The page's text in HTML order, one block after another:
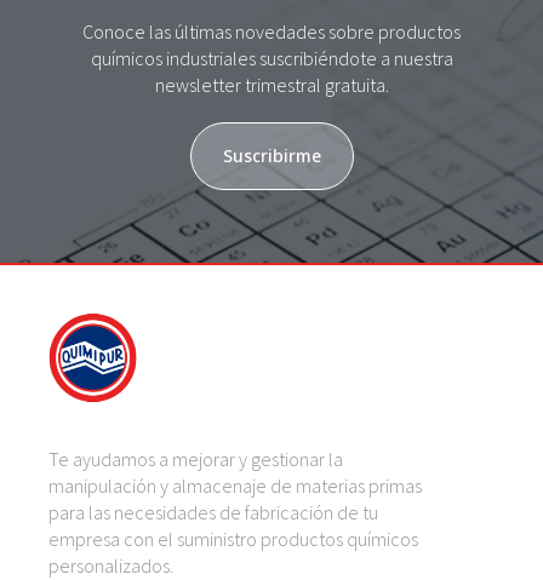
Conoce las últimas novedades sobre productos
químicos industriales suscribiéndote a nuestra
newsletter trimestral gratuita.
Suscribirme
Te ayudamos a mejorar y gestionar la
manipulación y almacenaje de materias primas
para las necesidades de fabricación de tu
empresa con el suministro productos químicos
personalizados.